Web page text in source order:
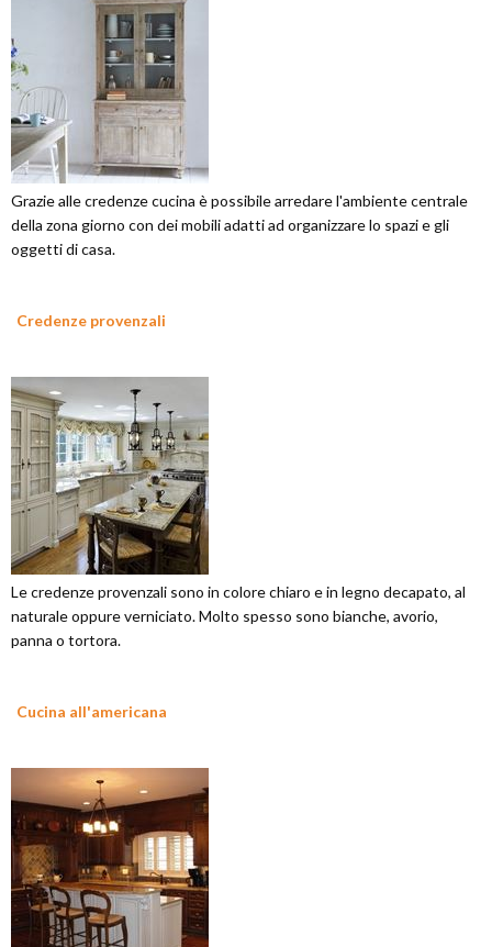
Grazie alle credenze cucina è possibile arredare l'ambiente centrale
della zona giorno con dei mobili adatti ad organizzare lo spazi e gli
oggetti di casa.
Credenze provenzali
Le credenze provenzali sono in colore chiaro e in legno decapato, al
naturale oppure verniciato. Molto spesso sono bianche, avorio,
panna o tortora.
Cucina all'americana